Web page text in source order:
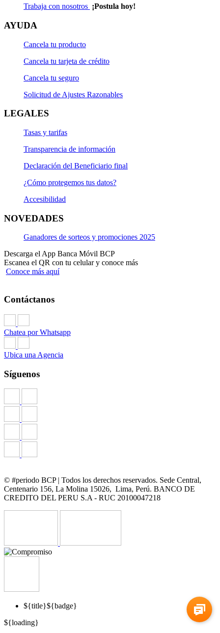
Trabaja con nosotros ¡Postula hoy!
AYUDA
Cancela tu producto
Cancela tu tarjeta de crédito
Cancela tu seguro
Solicitud de Ajustes Razonables
LEGALES
Tasas y tarifas
Transparencia de información
Declaración del Beneficiario final
¿Cómo protegemos tus datos?
Accesibilidad
NOVEDADES
Ganadores de sorteos y promociones 2025
Descarga el App Banca Móvil BCP
Escanea el QR con tu celular y conoce más
Conoce más aquí
Contáctanos
Chatea por Whatsapp
Ubica una Agencia
Síguenos
© #periodo BCP | Todos los derechos reservados. Sede Central,
Centenario 156, La Molina 15026, Lima, Perú. BANCO DE
CREDITO DEL PERU S.A - RUC 20100047218
${title}${badge}
${loading}